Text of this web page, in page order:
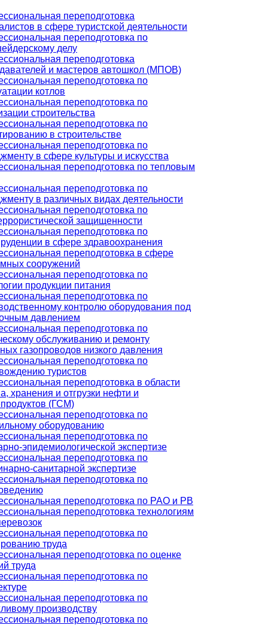
переподготовка
в сфере туристской деятельности
переподготовка по
делу
переподготовка
и мастеров автошкол (МПОВ)
переподготовка по
котлов
переподготовка по
строительства
переподготовка по
в строительстве
переподготовка по
в сфере культуры и искусства
переподготовка по тепловым
переподготовка по
в различных видах деятельности
переподготовка по
защищенности
переподготовка по
в сфере здравоохранения
переподготовка в сфере
сооружений
переподготовка по
продукции питания
переподготовка по
контролю оборудования под
давлением
переподготовка по
обслуживанию и ремонту
газопроводов низкого давления
переподготовка по
туристов
переподготовка в области
хранения и отгрузки нефти и
(ГСМ)
переподготовка по
оборудованию
переподготовка по
эпидемиологической экспертизе
переподготовка по
санитарной экспертизе
переподготовка по
переподготовка по РАО и РВ
переподготовка технологиям
переподготовка по
труда
переподготовка по оценке
труда
переподготовка по
переподготовка по
производству
переподготовка по